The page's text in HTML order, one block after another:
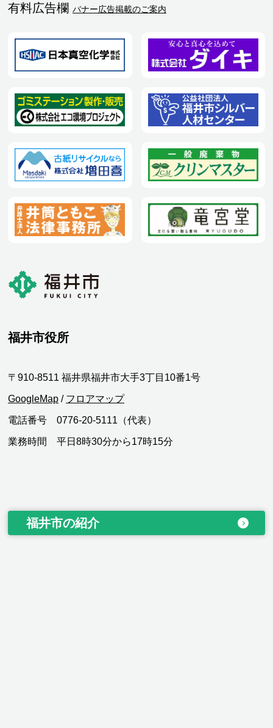
有料広告欄 バナー広告掲載のご案内
福井市役所
〒910-8511 福井県福井市大手3丁目10番1号
GoogleMap / フロアマップ
電話番号 0776-20-5111（代表）
業務時間 平日8時30分から17時15分
福井市の紹介